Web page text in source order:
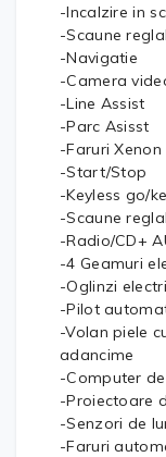
-Incalzire in
-Scaune
-Navigatie
-Camera
-Line Assist
-Parc Asisst
-Faruri Xenon
-Start/Stop
-Keyless go/
-Scaune
-Radio/CD+
-4 Geamuri
-Oglinzi
-Pilot
-Volan piele
adancime
-Computer
-Proiectoare
-Senzori de
-Faruri